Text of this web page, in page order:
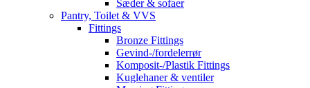
Sæder & sofaer
Pantry, Toilet & VVS
Fittings
Bronze Fittings
Gevind-/fordelerrør
Komposit-/Plastik Fittings
Kuglehaner & ventiler